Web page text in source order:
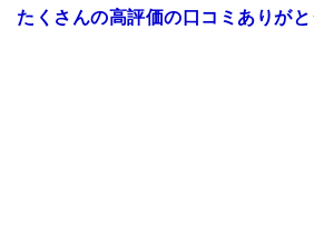
たくさんの高評価の口コミありがと